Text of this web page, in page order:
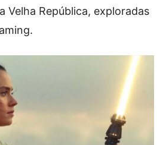
Velha República, exploradas